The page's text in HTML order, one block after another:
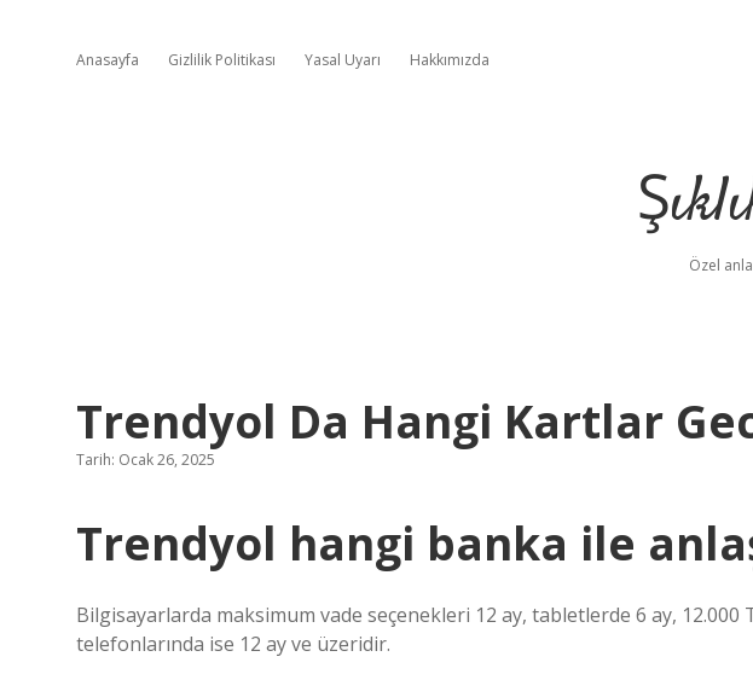
Anasayfa Gizlilik Politikası Yasal Uyarı Hakkımızda
Özel
Trendyol Da Hangi Kartlar
Tarih: Ocak 26, 2025
Trendyol hangi banka ile
Bilgisayarlarda maksimum vade seçenekleri 12 ay, tabletlerde 6 ay, 12.000
telefonlarında ise 12 ay ve üzeridir.